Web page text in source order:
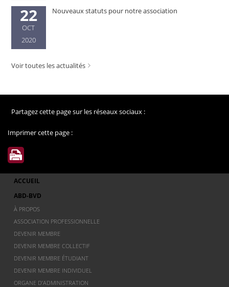
22
OCT
2020
Nouveaux statuts pour notre association
Voir toutes les actualités
Partagez cette page sur les réseaux sociaux :
Imprimer cette page :
ACCUEIL
ABD-BVD
À PROPOS
ASSOCIATION PROFESSIONNELLE
DEVENIR MEMBRE
DEVENIR MEMBRE COLLECTIF
DEVENIR MEMBRE ÉTUDIANT
DEVENIR MEMBRE INDIVIDUEL
ORGANE D’ADMINISTRATION